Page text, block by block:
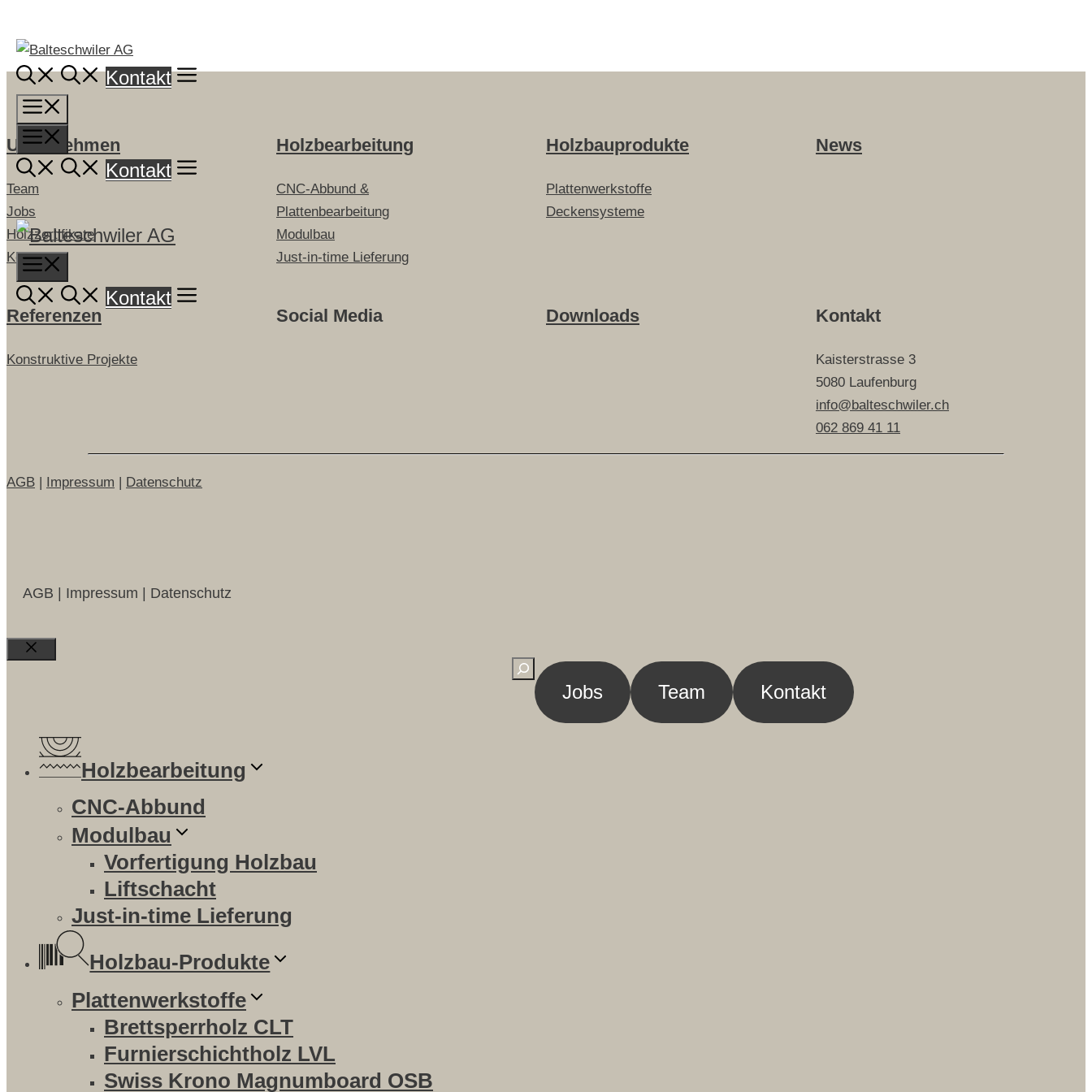
zum
Inhalt
Kontakt
Menü
Kontakt
Kontakt
Unternehmen
Team
Jobs
Holzzertifikate
Kontakt
Holzbearbeitung
CNC-Abbund &
Plattenbearbeitung
Modulbau
Just-in-time Lieferung
Holzbauprodukte
Plattenwerkstoffe
Deckensysteme
News
Referenzen
Konstruktive Projekte
Social Media Downloads Kontakt
Kaisterstrasse 3
5080 Laufenburg
info@balteschwiler.ch
062 869 41 11
AGB | Impressum | Datenschutz
AGB | Impressum | Datenschutz
Close Suchen
Jobs Team Kontakt
Holzbearbeitung
CNC-Abbund
Modulbau
Vorfertigung Holzbau
Liftschacht
Just-in-time Lieferung
Holzbau-Produkte
Plattenwerkstoffe
Brettsperrholz CLT
Furnierschichtholz LVL
Swiss Krono Magnumboard OSB